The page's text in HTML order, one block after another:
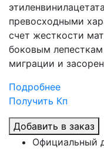
превосходными
счет жесткости
боковым
миграции и
Подробнее
Получить Кп
Добавить в заказ
Официальный